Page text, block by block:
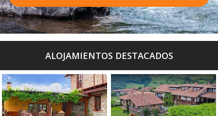
ALOJAMIENTOS DESTACADOS